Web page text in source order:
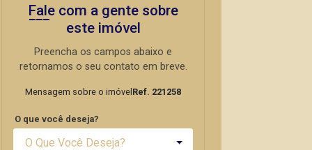
Fale com a gente sobre
este imóvel
Preencha os campos abaixo e
retornamos o seu contato em breve.
Mensagem sobre o imóvel Ref. 221258
O que você deseja?
O Que Você Deseja?